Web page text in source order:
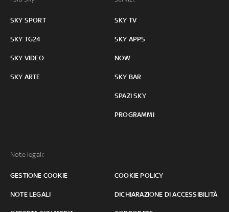
SKY SPORT
SKY TG24
SKY VIDEO
SKY ARTE
SKY TV
SKY APPS
NOW
SKY BAR
SPAZI SKY
PROGRAMMI
Note legali:
GESTIONE COOKIE COOKIE POLICY
NOTE LEGALI DICHIARAZIONE DI ACCESSIBILITÀ